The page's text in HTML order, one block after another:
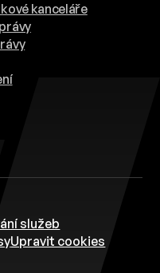
kanceláře
služeb
Upravit cookies